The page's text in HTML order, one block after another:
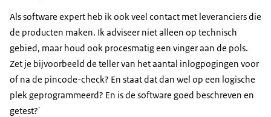
Als software expert heb ik ook veel contact met leveranciers die
de producten maken. Ik adviseer niet alleen op technisch
gebied, maar houd ook procesmatig een vinger aan de pols.
Zet je bijvoorbeeld de teller van het aantal inlogpogingen voor
of na de pincode-check? En staat dat dan wel op een logische
plek geprogrammeerd? En is de software goed beschreven en
getest?'